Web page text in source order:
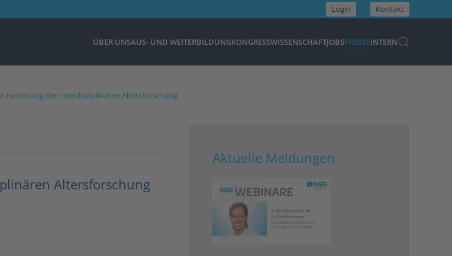
Login Kontakt
ÜBER UNSAUS- UND WEITERBILDUNGKONGRESSWISSENSCHAFTJOBSPRESSEINTERN
Förderung der interdisziplinären Altersforschung
Altersforschung
Aktuelle Meldungen